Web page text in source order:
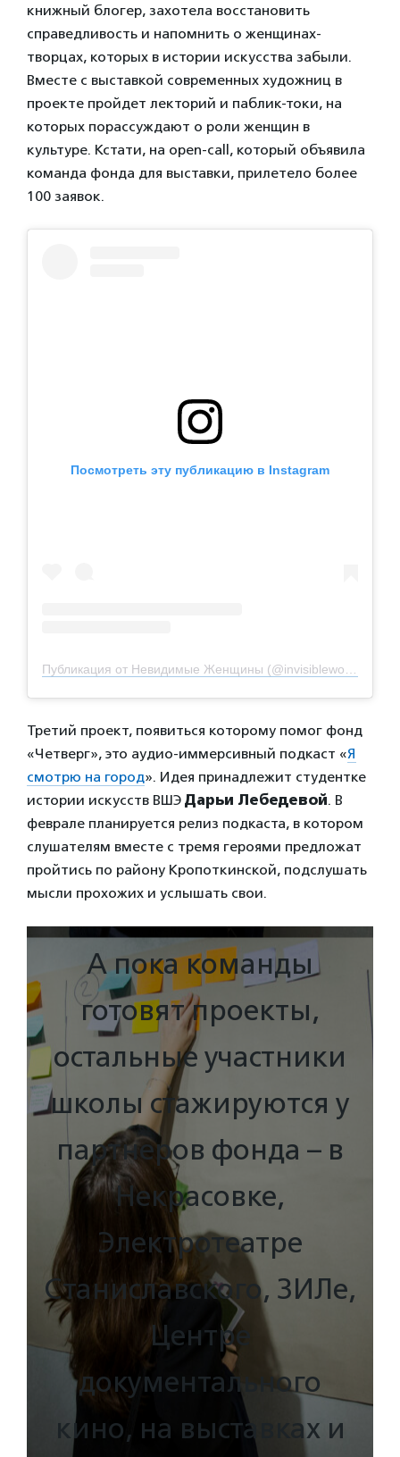
книжный блогер, захотела восстановить
справедливость и напомнить о женщинах-
творцах, которых в истории искусства забыли.
Вместе с выставкой современных художниц в
проекте пройдет лекторий и паблик-токи, на
которых порассуждают о роли женщин в
культуре. Кстати, на open-call, который объявила
команда фонда для выставки, прилетело более
100 заявок.
Посмотреть эту публикацию в Instagram
Третий проект, появиться которому помог фонд
«Четверг», это аудио-иммерсивный подкаст «Я
смотрю на город». Идея принадлежит студентке
истории искусств ВШЭ Дарьи Лебедевой. В
феврале планируется релиз подкаста, в котором
слушателям вместе с тремя героями предложат
пройтись по району Кропоткинской, подслушать
мысли прохожих и услышать свои.
А пока команды
готовят проекты,
остальные участники
школы стажируются у
партнеров фонда – в
Некрасовке,
Электротеатре
Станиславского, ЗИЛе,
Центре
документального
кино, на выставках и